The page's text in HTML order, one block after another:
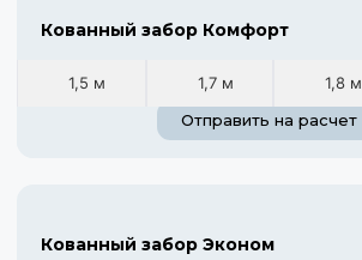
Кованный забор Комфорт
1,5 м 1,7 м 1,8 м
Отправить на расчет
Кованный забор Эконом